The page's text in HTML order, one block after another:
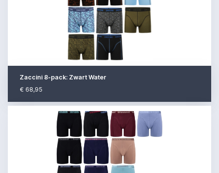
Zaccini 8-pack: Zwart Water
€ 68,95